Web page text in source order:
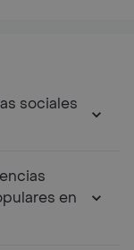
sociales
en